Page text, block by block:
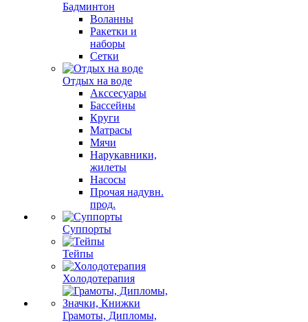
Бадминтон
Воланны
Ракетки и
наборы
Сетки
Отдых на воде
Акссесуары
Бассейны
Круги
Матрасы
Мячи
Нарукавники,
жилеты
Насосы
Прочая надувн.
прод.
Суппорты
Тейпы
Холодотерапия
Грамоты, Дипломы,